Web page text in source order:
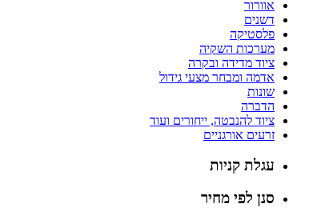
אוורור
דשנים
פלסטיקה
מערכות השקיה
ציוד מדידה ובקרה
אדמה ומבחר מצעי גידול
שונות
הדברה
ציוד להנבטה, ייחורים ועוד
זרעים אורגניים
עגלת קניות
סנן לפי מחיר